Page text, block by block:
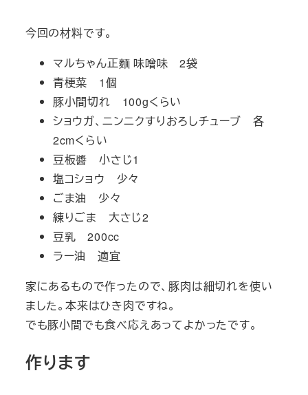
今回の材料です。
マルちゃん正麵 味噌味 2袋
青梗菜 1個
豚小間切れ 100gくらい
ショウガ、ニンニクすりおろしチューブ 各
2cmくらい
豆板醬 小さじ1
塩コショウ 少々
ごま油 少々
練りごま 大さじ2
豆乳 200cc
ラー油 適宜
家にあるもので作ったので、豚肉は細切れを使い
ました。本来はひき肉ですね。
でも豚小間でも食べ応えあってよかったです。
作ります